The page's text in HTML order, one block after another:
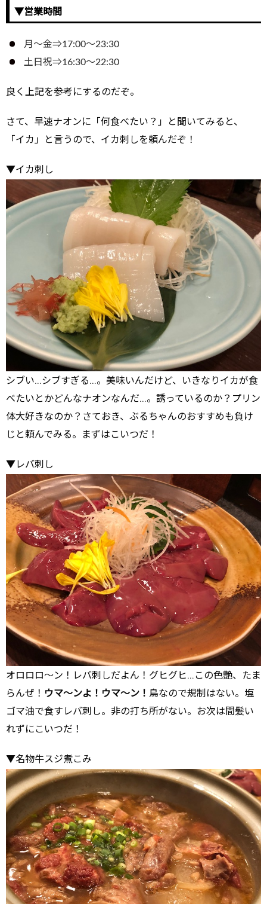
▼営業時間
月～金⇒17:00～23:30
土日祝⇒16:30～22:30
良く上記を参考にするのだぞ。
さて、早速ナオンに「何食べたい？」と聞いてみると、
「イカ」と言うので、イカ刺しを頼んだぞ！
▼イカ刺し
シブい…シブすぎる…。美味いんだけど、いきなりイカが食
べたいとかどんなナオンなんだ…。誘っているのか？プリン
体大好きなのか？さておき、ぶるちゃんのおすすめも負け
じと頼んでみる。まずはこいつだ！
▼レバ刺し
オロロロ～ン！レバ刺しだよん！グヒグヒ…この色艶、たま
らんぜ！ ウマ～ンよ！ウマ～ン！ 鳥なので規制はない。塩
ゴマ油で食すレバ刺し。非の打ち所がない。お次は間髪い
れずにこいつだ！
▼名物牛スジ煮こみ